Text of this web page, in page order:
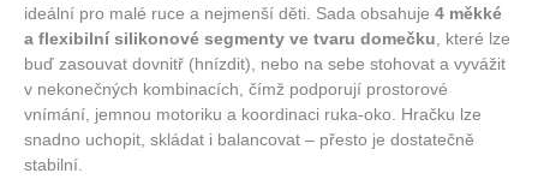
ideální pro malé ruce a nejmenší děti. Sada obsahuje 4 měkké
a flexibilní silikonové segmenty ve tvaru domečku, které lze
buď zasouvat dovnitř (hnízdit), nebo na sebe stohovat a vyvážit
v nekonečných kombinacích, čímž podporují prostorové
vnímání, jemnou motoriku a koordinaci ruka‑oko. Hračku lze
snadno uchopit, skládat i balancovat – přesto je dostatečně
stabilní.